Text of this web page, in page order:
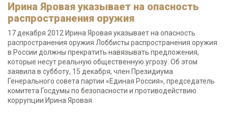
Ирина Яровая указывает на опасность
распространения оружия
17 декабря 2012 Ирина Яровая указывает на опасность
распространения оружия Лоббисты распространения оружия
в России должны прекратить навязывать предложения,
которые несут реальную общественную угрозу. Об этом
заявила в субботу, 15 декабря, член Президиума
Генерального совета партии «Единая Россия», председатель
комитета Госдумы по безопасности и противодействию
коррупции Ирина Яровая